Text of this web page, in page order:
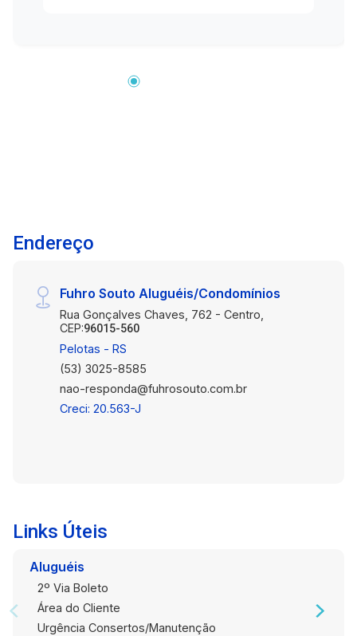
pontos turísticos, museus e teatros. Além disso,
disposição para ajudá-lo(a) no que for
necessário. * Vaga de Garagem Opcional: Por
sua vaga de estacionamento.
Endereço
Fuhro Souto Aluguéis/Condomínios
Rua Gonçalves Chaves, 762 - Centro,
CEP:96015-560
Pelotas - RS
(53) 3025-8585
nao-responda@fuhrosouto.com.br
Creci: 20.563-J
Links Úteis
Aluguéis
2º Via Boleto
Área do Cliente
Urgência Consertos/Manutenção